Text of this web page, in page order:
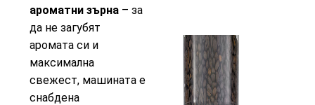
ароматни зърна – за
да не загубят
аромата си и
максимална
свежест, машината е
снабдена